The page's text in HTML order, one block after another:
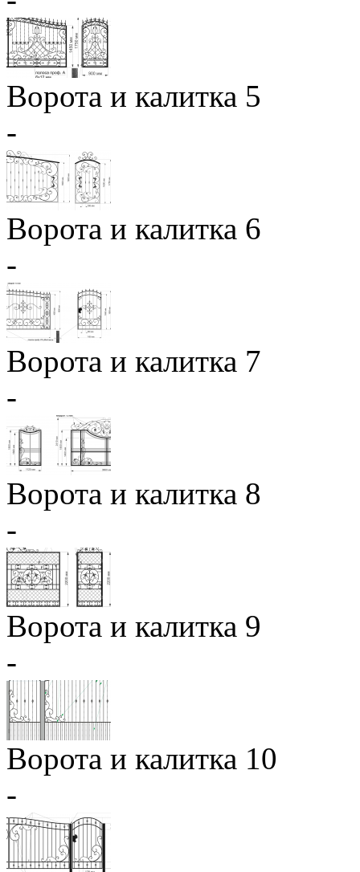
Ворота и калитка 5
-
Ворота и калитка 6
-
Ворота и калитка 7
-
Ворота и калитка 8
-
Ворота и калитка 9
-
Ворота и калитка 10
-